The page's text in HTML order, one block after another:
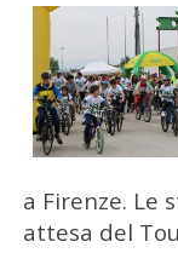
a Firenze. Le
attesa del